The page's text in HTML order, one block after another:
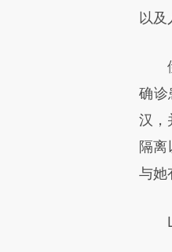
以及
伊
确诊
汉，
隔
与她